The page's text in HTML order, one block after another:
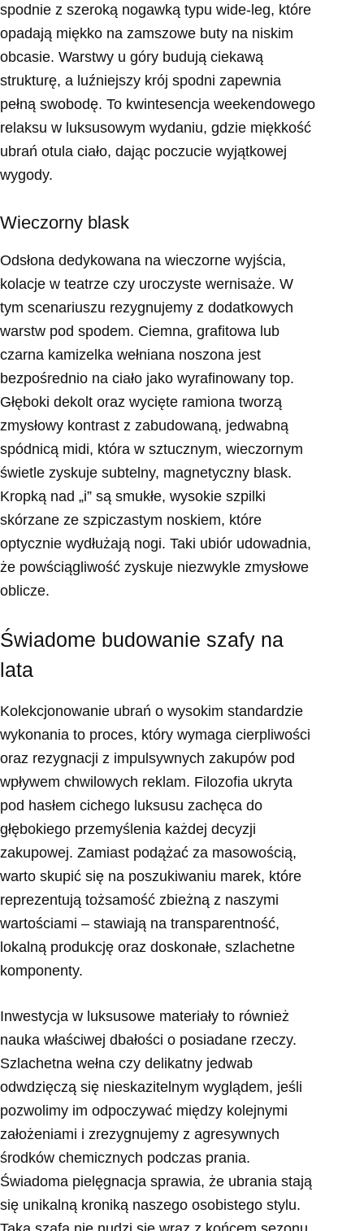
spodnie z szeroką nogawką typu wide-leg, które
opadają miękko na zamszowe buty na niskim
obcasie. Warstwy u góry budują ciekawą
strukturę, a luźniejszy krój spodni zapewnia
pełną swobodę. To kwintesencja weekendowego
relaksu w luksusowym wydaniu, gdzie miękkość
ubrań otula ciało, dając poczucie wyjątkowej
wygody.
Wieczorny blask
Odsłona dedykowana na wieczorne wyjścia,
kolacje w teatrze czy uroczyste wernisaże. W
tym scenariuszu rezygnujemy z dodatkowych
warstw pod spodem. Ciemna, grafitowa lub
czarna kamizelka wełniana noszona jest
bezpośrednio na ciało jako wyrafinowany top.
Głęboki dekolt oraz wycięte ramiona tworzą
zmysłowy kontrast z zabudowaną, jedwabną
spódnicą midi, która w sztucznym, wieczornym
świetle zyskuje subtelny, magnetyczny blask.
Kropką nad „i” są smukłe, wysokie szpilki
skórzane ze szpiczastym noskiem, które
optycznie wydłużają nogi. Taki ubiór udowadnia,
że powściągliwość zyskuje niezwykle zmysłowe
oblicze.
Świadome budowanie szafy na
lata
Kolekcjonowanie ubrań o wysokim standardzie
wykonania to proces, który wymaga cierpliwości
oraz rezygnacji z impulsywnych zakupów pod
wpływem chwilowych reklam. Filozofia ukryta
pod hasłem cichego luksusu zachęca do
głębokiego przemyślenia każdej decyzji
zakupowej. Zamiast podążać za masowością,
warto skupić się na poszukiwaniu marek, które
reprezentują tożsamość zbieżną z naszymi
wartościami – stawiają na transparentność,
lokalną produkcję oraz doskonałe, szlachetne
komponenty.
Inwestycja w luksusowe materiały to również
nauka właściwej dbałości o posiadane rzeczy.
Szlachetna wełna czy delikatny jedwab
odwdzięczą się nieskazitelnym wyglądem, jeśli
pozwolimy im odpoczywać między kolejnymi
założeniami i zrezygnujemy z agresywnych
środków chemicznych podczas prania.
Świadoma pielęgnacja sprawia, że ubrania stają
się unikalną kroniką naszego osobistego stylu.